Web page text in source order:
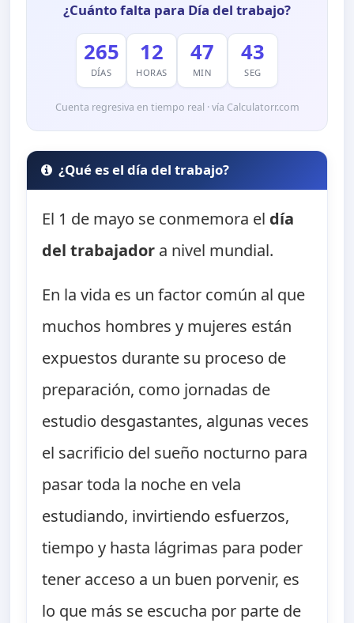
¿Cuánto falta para Día del trabajo?
265
DÍAS
12
HORAS
47
MIN
42
SEG
Cuenta regresiva en tiempo real · vía Calculatorr.com
¿Qué es el día del trabajo?
El 1 de mayo se conmemora el día
del trabajador a nivel mundial.
En la vida es un factor común al que
muchos hombres y mujeres están
expuestos durante su proceso de
preparación, como jornadas de
estudio desgastantes, algunas veces
el sacrificio del sueño nocturno para
pasar toda la noche en vela
estudiando, invirtiendo esfuerzos,
tiempo y hasta lágrimas para poder
tener acceso a un buen porvenir, es
lo que más se escucha por parte de